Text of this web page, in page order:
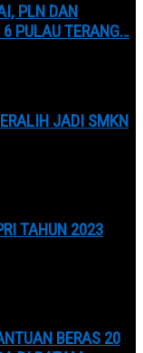
PLN DAN
PULAU TERANG…
JADI SMKN
TAHUN 2023
BERAS 20